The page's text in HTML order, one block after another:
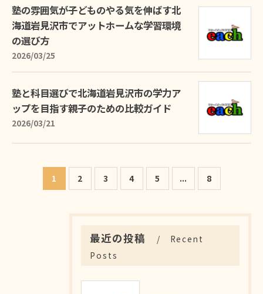
塾の雰囲気が子どものやる気を伸ばす北
海道岩見沢市でアットホームな学習環境
の選び方
2026/03/25
塾と科目選びで北海道岩見沢市の学力ア
ップを目指す親子のための比較ガイド
2026/03/21
1 2 3 4 5 ... 8
最近の投稿
Recent
Posts